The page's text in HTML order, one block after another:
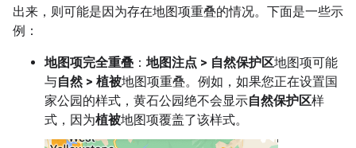
出来，则可能是因为存在地图项重叠的情况。下面是一些示
例：
地图项完全重叠 ： 地图注点 > 自然保护区地图项可能
与自然 > 植被地图项重叠。例如，如果您正在设置国
家公园的样式，黄石公园绝不会显示自然保护区样
式，因为植被地图项覆盖了该样式。